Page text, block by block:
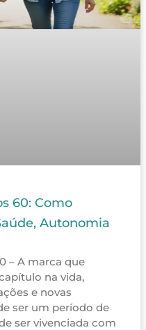
60: Como
Autonomia
– A marca que
na vida,
e novas
ser um período de
ser vivenciada com